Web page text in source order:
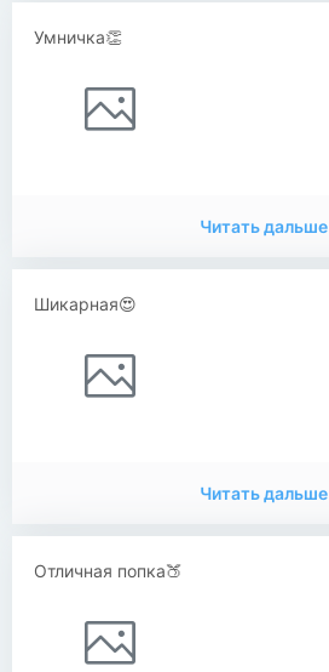
Умничка👏
Читать дальше
Шикарная😍
Читать дальше
Отличная попка🍑